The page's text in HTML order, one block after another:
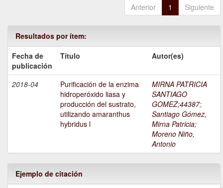
Anterior 1 Siguiente
Resultados por ítem:
Fecha de
publicación
Título Autor(es)
2018-04
Purificación de la enzima
hidroperóxido liasa y
producción del sustrato,
utilizando amaranthus
hybridus l
MIRNA PATRICIA
SANTIAGO
GOMEZ;44387;
Santiago Gómez,
Mirna Patricia;
Moreno Niño,
Antonio
Ejemplo de citación